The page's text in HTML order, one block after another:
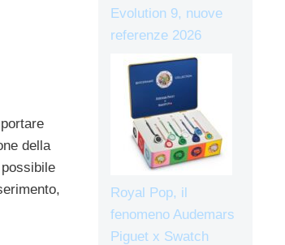
della
Evolution 9, nuove
referenze 2026
Royal Pop, il
fenomeno Audemars
Piguet x Swatch